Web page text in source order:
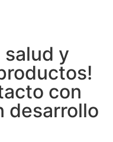
y
con
desarrollo